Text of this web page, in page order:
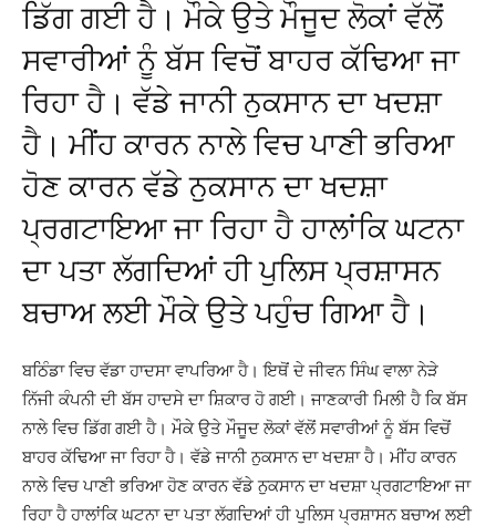
ਡਿੱਗ ਗਈ ਹੈ। ਮੌਕੇ ਉਤੇ ਮੌਜੂਦ ਲੋਕਾਂ ਵੱਲੋਂ
ਸਵਾਰੀਆਂ ਨੂੰ ਬੱਸ ਵਿਚੋਂ ਬਾਹਰ ਕੱਢਿਆ ਜਾ
ਰਿਹਾ ਹੈ। ਵੱਡੇ ਜਾਨੀ ਨੁਕਸਾਨ ਦਾ ਖਦਸ਼ਾ
ਹੈ। ਮੀਂਹ ਕਾਰਨ ਨਾਲੇ ਵਿਚ ਪਾਣੀ ਭਰਿਆ
ਹੋਣ ਕਾਰਨ ਵੱਡੇ ਨੁਕਸਾਨ ਦਾ ਖਦਸ਼ਾ
ਪ੍ਰਗਟਾਇਆ ਜਾ ਰਿਹਾ ਹੈ ਹਾਲਾਂਕਿ ਘਟਨਾ
ਦਾ ਪਤਾ ਲੱਗਦਿਆਂ ਹੀ ਪੁਲਿਸ ਪ੍ਰਸ਼ਾਸਨ
ਬਚਾਅ ਲਈ ਮੌਕੇ ਉਤੇ ਪਹੁੰਚ ਗਿਆ ਹੈ।
ਬਠਿੰਡਾ ਵਿਚ ਵੱਡਾ ਹਾਦਸਾ ਵਾਪਰਿਆ ਹੈ। ਇਥੋਂ ਦੇ ਜੀਵਨ ਸਿੰਘ ਵਾਲਾ ਨੇੜੇ
ਨਿੱਜੀ ਕੰਪਨੀ ਦੀ ਬੱਸ ਹਾਦਸੇ ਦਾ ਸ਼ਿਕਾਰ ਹੋ ਗਈ। ਜਾਣਕਾਰੀ ਮਿਲੀ ਹੈ ਕਿ ਬੱਸ
ਨਾਲੇ ਵਿਚ ਡਿੱਗ ਗਈ ਹੈ। ਮੌਕੇ ਉਤੇ ਮੌਜੂਦ ਲੋਕਾਂ ਵੱਲੋਂ ਸਵਾਰੀਆਂ ਨੂੰ ਬੱਸ ਵਿਚੋਂ
ਬਾਹਰ ਕੱਢਿਆ ਜਾ ਰਿਹਾ ਹੈ। ਵੱਡੇ ਜਾਨੀ ਨੁਕਸਾਨ ਦਾ ਖਦਸ਼ਾ ਹੈ। ਮੀਂਹ ਕਾਰਨ
ਨਾਲੇ ਵਿਚ ਪਾਣੀ ਭਰਿਆ ਹੋਣ ਕਾਰਨ ਵੱਡੇ ਨੁਕਸਾਨ ਦਾ ਖਦਸ਼ਾ ਪ੍ਰਗਟਾਇਆ ਜਾ
ਰਿਹਾ ਹੈ ਹਾਲਾਂਕਿ ਘਟਨਾ ਦਾ ਪਤਾ ਲੱਗਦਿਆਂ ਹੀ ਪੁਲਿਸ ਪ੍ਰਸ਼ਾਸਨ ਬਚਾਅ ਲਈ